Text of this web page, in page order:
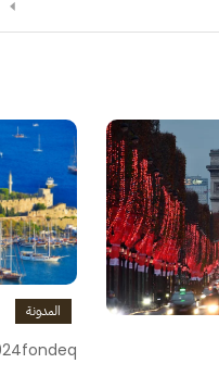
المدونة
fondeq